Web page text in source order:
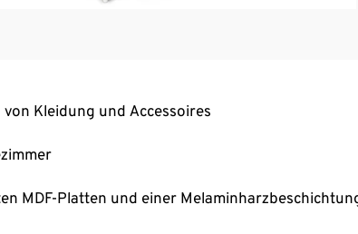
Kleidung und Accessoires
MDF-Platten und einer